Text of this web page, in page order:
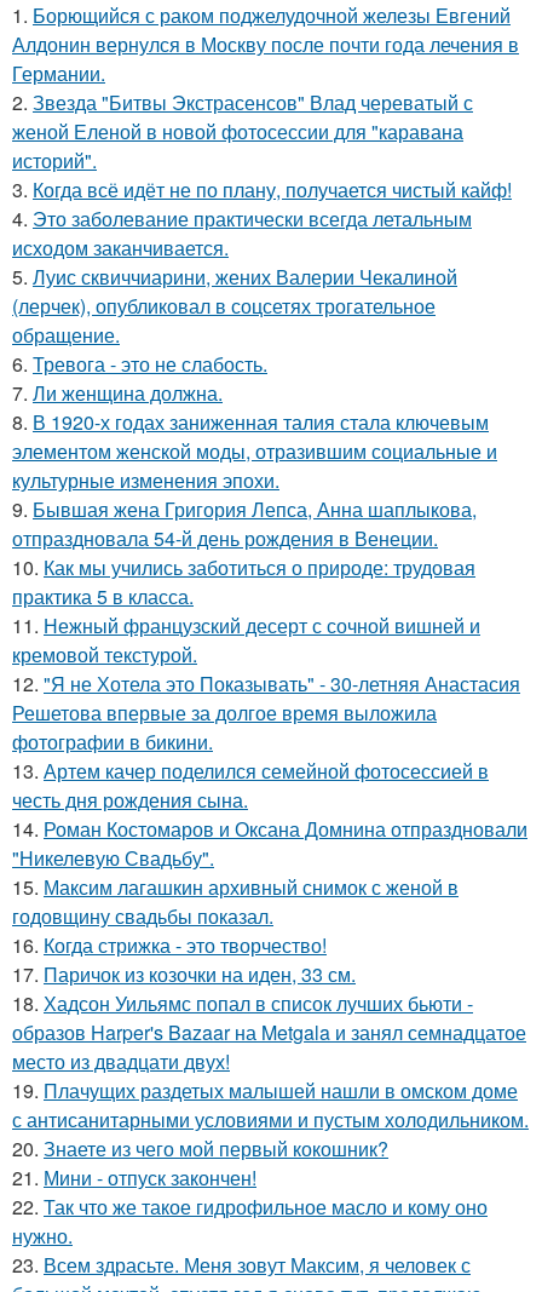
1. Борющийся с раком поджелудочной железы Евгений
Алдонин вернулся в Москву после почти года лечения в
Германии.
2. Звезда "Битвы Экстрасенсов" Влад череватый с
женой Еленой в новой фотосессии для "каравана
историй".
3. Когда всё идёт не по плану, получается чистый кайф!
4. Это заболевание практически всегда летальным
исходом заканчивается.
5. Луис сквиччиарини, жених Валерии Чекалиной
(лерчек), опубликовал в соцсетях трогательное
обращение.
6. Тревога - это не слабость.
7. Ли женщина должна.
8. В 1920-х годах заниженная талия стала ключевым
элементом женской моды, отразившим социальные и
культурные изменения эпохи.
9. Бывшая жена Григория Лепса, Анна шаплыкова,
отпраздновала 54-й день рождения в Венеции.
10. Как мы учились заботиться о природе: трудовая
практика 5 в класса.
11. Нежный французский десерт с сочной вишней и
кремовой текстурой.
12. "Я не Хотела это Показывать" - 30-летняя Анастасия
Решетова впервые за долгое время выложила
фотографии в бикини.
13. Артем качер поделился семейной фотосессией в
честь дня рождения сына.
14. Роман Костомаров и Оксана Домнина отпраздновали
"Никелевую Свадьбу".
15. Максим лагашкин архивный снимок с женой в
годовщину свадьбы показал.
16. Когда стрижка - это творчество!
17. Паричок из козочки на иден, 33 см.
18. Хадсон Уильямс попал в список лучших бьюти -
образов Harper's Bazaar на Metgala и занял семнадцатое
место из двадцати двух!
19. Плачущих раздетых малышей нашли в омском доме
с антисанитарными условиями и пустым холодильником.
20. Знаете из чего мой первый кокошник?
21. Мини - отпуск закончен!
22. Так что же такое гидрофильное масло и кому оно
нужно.
23. Всем здрасьте. Меня зовут Максим, я человек с